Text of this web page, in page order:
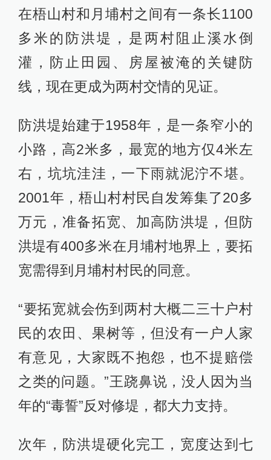
在梧山村和月埔村之间有一条长1100
多米的防洪堤，是两村阻止溪水倒
灌，防止田园、房屋被淹的关键防
线，现在更成为两村交情的见证。
防洪堤始建于1958年，是一条窄小的
小路，高2米多，最宽的地方仅4米左
右，坑坑洼洼，一下雨就泥泞不堪。
2001年，梧山村村民自发筹集了20多
万元，准备拓宽、加高防洪堤，但防
洪堤有400多米在月埔村地界上，要拓
宽需得到月埔村村民的同意。
“要拓宽就会伤到两村大概二三十户村
民的农田、果树等，但没有一户人家
有意见，大家既不抱怨，也不提赔偿
之类的问题。”王跷鼻说，没人因为当
年的“毒誓”反对修堤，都大力支持。
次年，防洪堤硬化完工，宽度达到七